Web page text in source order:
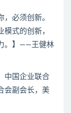
，必须创新。
式的创新，
。】——王健林
中国企业联合
会副会长，美